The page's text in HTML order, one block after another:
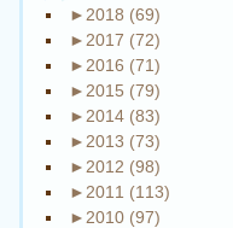
► 2018 (69)
► 2017 (72)
► 2016 (71)
► 2015 (79)
► 2014 (83)
► 2013 (73)
► 2012 (98)
► 2011 (113)
► 2010 (97)